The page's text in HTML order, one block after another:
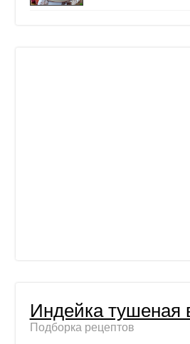
Индейка тушеная
Подборка рецептов